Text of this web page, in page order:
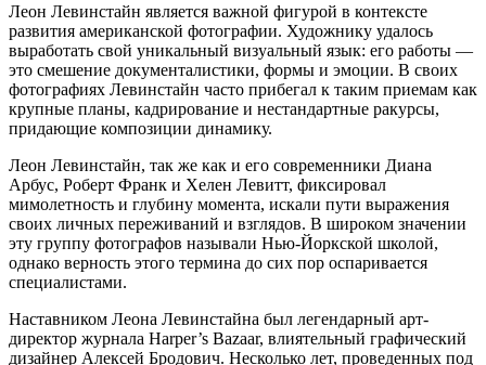
Леон Левинстайн является важной фигурой в контексте
развития американской фотографии. Художнику удалось
выработать свой уникальный визуальный язык: его работы —
это смешение документалистики, формы и эмоции. В своих
фотографиях Левинстайн часто прибегал к таким приемам как
крупные планы, кадрирование и нестандартные ракурсы,
придающие композиции динамику.
Леон Левинстайн, так же как и его современники Диана
Арбус, Роберт Франк и Хелен Левитт, фиксировал
мимолетность и глубину момента, искали пути выражения
своих личных переживаний и взглядов. В широком значении
эту группу фотографов называли Нью-Йоркской школой,
однако верность этого термина до сих пор оспаривается
специалистами.
Наставником Леона Левинстайна был легендарный арт-
директор журнала Harper’s Bazaar, влиятельный графический
дизайнер Алексей Бродович. Несколько лет, проведенных под